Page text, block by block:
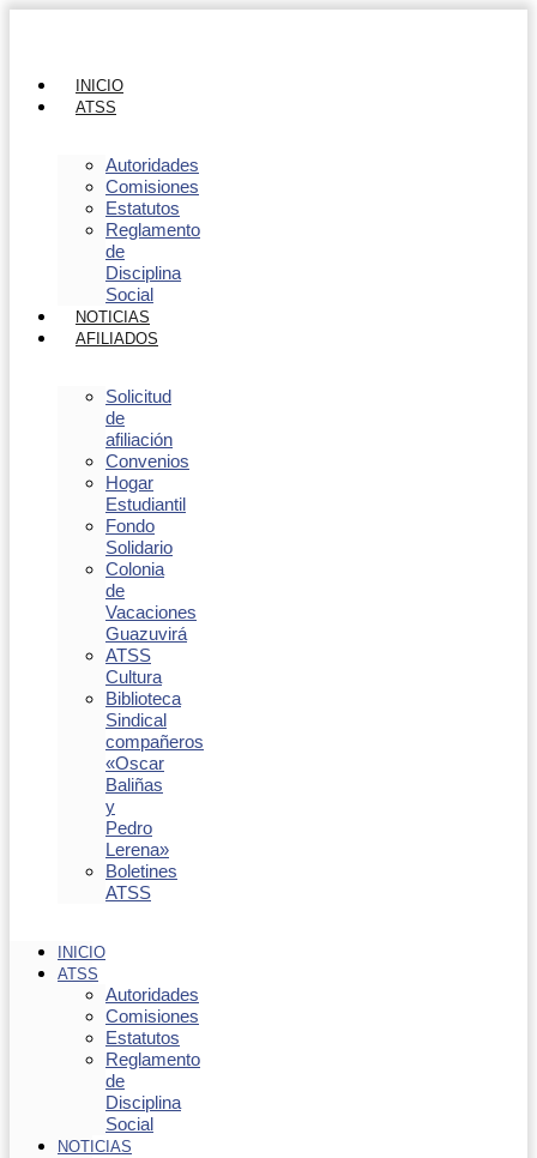
INICIO
ATSS
Autoridades
Comisiones
Estatutos
Reglamento
de
Disciplina
Social
NOTICIAS
AFILIADOS
Solicitud
de
afiliación
Convenios
Hogar
Estudiantil
Fondo
Solidario
Colonia
de
Vacaciones
Guazuvirá
ATSS
Cultura
Biblioteca
Sindical
compañeros
«Oscar
Baliñas
y
Pedro
Lerena»
Boletines
ATSS
INICIO
ATSS
Autoridades
Comisiones
Estatutos
Reglamento
de
Disciplina
Social
NOTICIAS